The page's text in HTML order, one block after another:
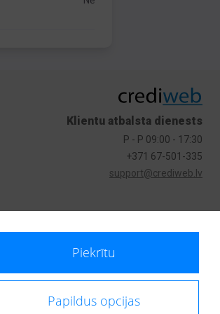
Klientu atbalsta dienests
P - P 09:00 - 17:30
+371 67-501-335
support@crediweb.lv
saņemto informāciju, ir atbildīgs par fizisko
Piekrītu
Papildus opcijas